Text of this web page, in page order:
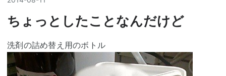
ちょっとしたことなんだけど
洗剤の詰め替え用のボトル